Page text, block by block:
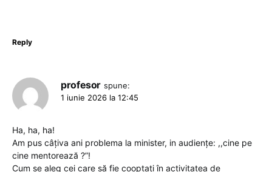
Reply
profesor spune:
1 iunie 2026 la 12:45
Ha, ha, ha!
Am pus câțiva ani problema la minister, in audiențe: ,,cine pe
cine mentorează ?”!
Cum se aleg cei care să fie cooptați în activitatea de